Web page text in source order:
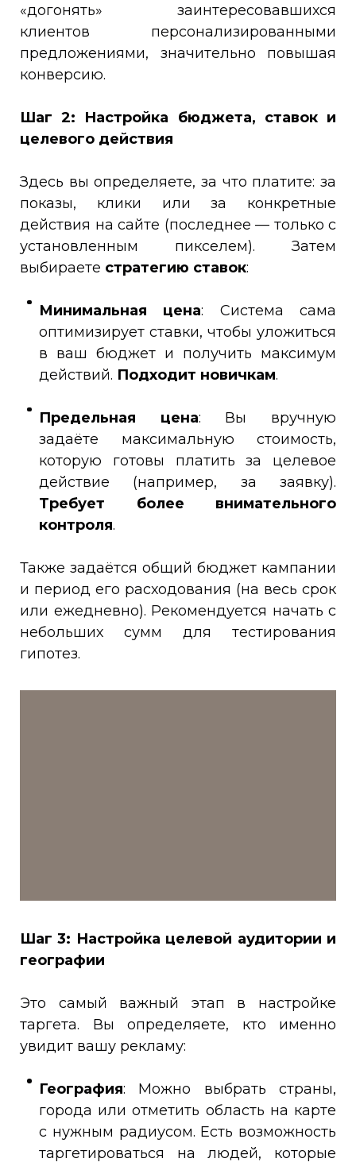
«догонять» заинтересовавшихся
клиентов персонализированными
предложениями, значительно повышая
конверсию.
Шаг 2: Настройка бюджета, ставок и
целевого действия
Здесь вы определяете, за что платите: за
показы, клики или за конкретные
действия на сайте (последнее — только с
установленным пикселем). Затем
выбираете стратегию ставок:
Минимальная цена: Система сама
оптимизирует ставки, чтобы уложиться
в ваш бюджет и получить максимум
действий. Подходит новичкам.
Предельная цена: Вы вручную
задаёте максимальную стоимость,
которую готовы платить за целевое
действие (например, за заявку).
Требует более внимательного
контроля.
Также задаётся общий бюджет кампании
и период его расходования (на весь срок
или ежедневно). Рекомендуется начать с
небольших сумм для тестирования
гипотез.
Шаг 3: Настройка целевой аудитории и
географии
Это самый важный этап в настройке
таргета. Вы определяете, кто именно
увидит вашу рекламу:
География: Можно выбрать страны,
города или отметить область на карте
с нужным радиусом. Есть возможность
таргетироваться на людей, которые